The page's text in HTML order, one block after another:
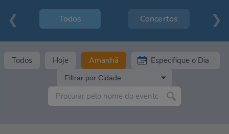
Todos Concertos
Todos Hoje Amanhã
Filtrar por Cidade